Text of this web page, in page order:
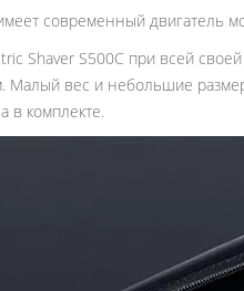
современный двигатель
Shaver S500C при всей
Малый вес и небольшие
в комплекте.